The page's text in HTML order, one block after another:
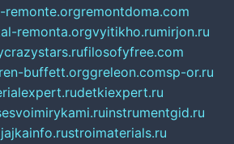
remonte.orgremontdoma.com
remonta.orgvyitikho.rumirjon.ru
filosofyfree.com
buffett.orggreleon.comsp-or.ru
detkiexpert.ru
instrumentgid.ru
stroimaterials.ru